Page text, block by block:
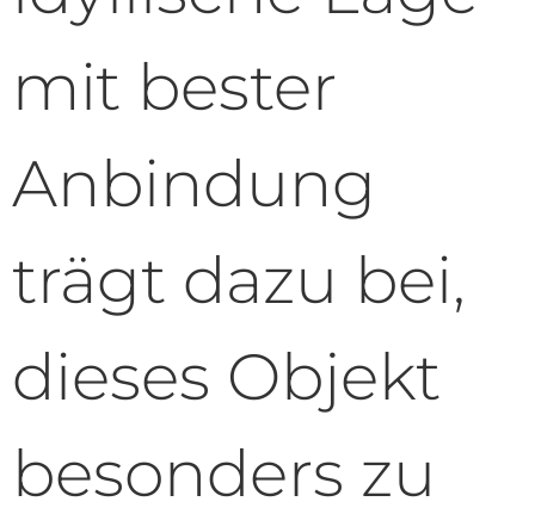
mit bester
Anbindung
trägt dazu bei,
dieses Objekt
besonders zu